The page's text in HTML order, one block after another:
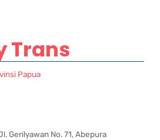
Trans
Papua
Gerilyawan No. 71, Abepura